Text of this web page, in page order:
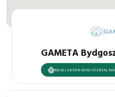
GAMETA
REALIZATOR